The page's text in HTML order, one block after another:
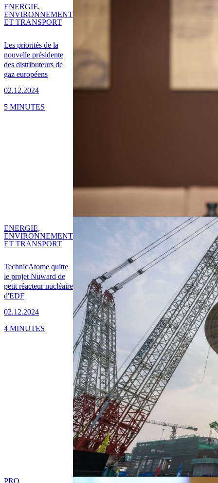
Les priorités de la
nouvelle présidente
des distributeurs de
gaz européens
02.12.2024
ENERGIE,
ENVIRONNEMENT
ET TRANSPORT
5 MINUTES
TechnicAtome quitte
le projet Nuward de
petit réacteur nucléaire
d'EDF
02.12.2024
ENERGIE,
ENVIRONNEMENT
ET TRANSPORT
4 MINUTES
PRO